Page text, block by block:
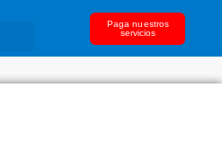
Paga nuestros
servicios